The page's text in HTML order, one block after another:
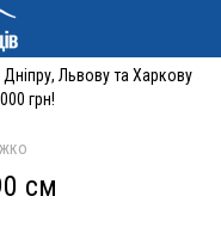
Львову та Харкову
грн!
см